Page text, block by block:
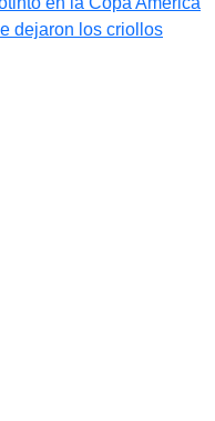
dejaron los criollos